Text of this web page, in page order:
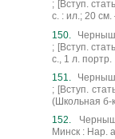
; [Вступ.
с. : ил.; 20
; [Вступ.
с., 1 л. портр.
; [Вступ.
(Школьная б-
Минск : Нар.